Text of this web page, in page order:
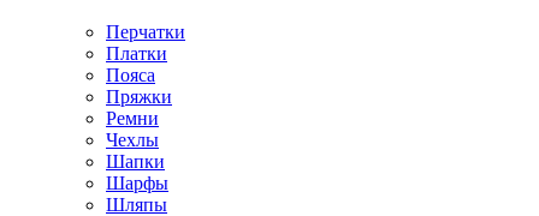
Перчатки
Платки
Пояса
Пряжки
Ремни
Чехлы
Шапки
Шарфы
Шляпы